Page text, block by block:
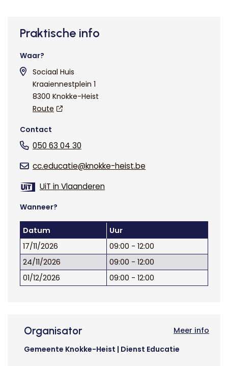
Praktische info
Waar?
Sociaal Huis
Kraaiennestplein 1
8300 Knokke-Heist
Route
Contact
050 63 04 30
cc.educatie@knokke-heist.be
UiT in Vlaanderen
Wanneer?
Datum
Uur
17/11/2026
09:00 - 12:00
24/11/2026
09:00 - 12:00
01/12/2026
09:00 - 12:00
Organisator
Gemeente Knokke-Heist | Dienst Educatie
Meer info